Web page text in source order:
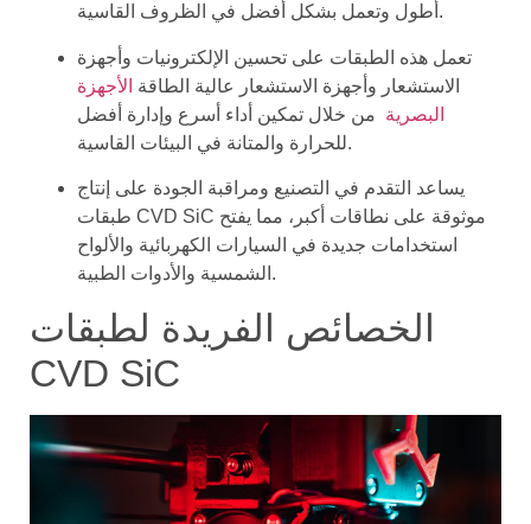
أطول وتعمل بشكل أفضل في الظروف القاسية.
تعمل هذه الطبقات على تحسين الإلكترونيات وأجهزة
الاستشعار وأجهزة الاستشعار عالية الطاقة الأجهزة
البصرية من خلال تمكين أداء أسرع وإدارة أفضل
للحرارة والمتانة في البيئات القاسية.
يساعد التقدم في التصنيع ومراقبة الجودة على إنتاج
طبقات CVD SiC موثوقة على نطاقات أكبر، مما يفتح
استخدامات جديدة في السيارات الكهربائية والألواح
الشمسية والأدوات الطبية.
الخصائص الفريدة لطبقات
CVD SiC